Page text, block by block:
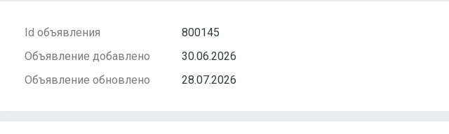
Id объявления
800145
Объявление добавлено
30.06.2026
Объявление обновлено
28.07.2026